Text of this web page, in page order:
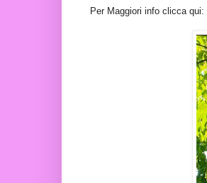
Per Maggiori info clicca qui: